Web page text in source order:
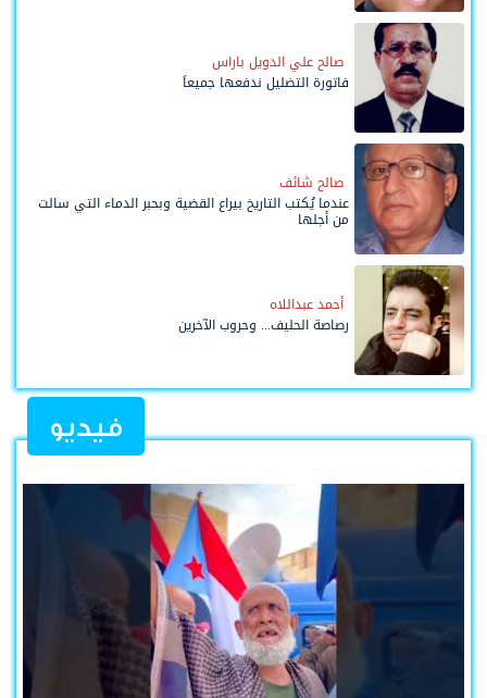
صالح علي الدويل باراس
فاتورة التضليل ندفعها جميعاً
صالح شائف
عندما يُكتب التاريخ بيراع القضية وبحبر الدماء التي سالت
من أجلها
أحمد عبداللاه
رصاصة الحليف... وحروب الآخرين
فيديو